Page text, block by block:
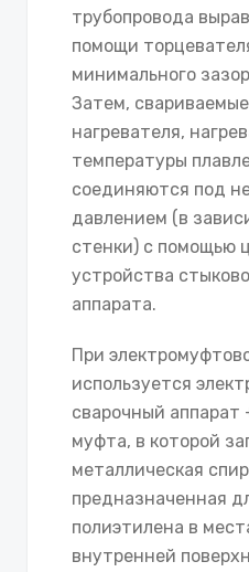
трубопровода
помощи
минимального
Затем,
нагревателя,
температуры
соединяются под
давлением (в
стенки) с помощью
устройства
аппарата.
При
используется
сварочный аппарат
муфта, в которой
металлическая
предназначенная
полиэтилена в
внутренней